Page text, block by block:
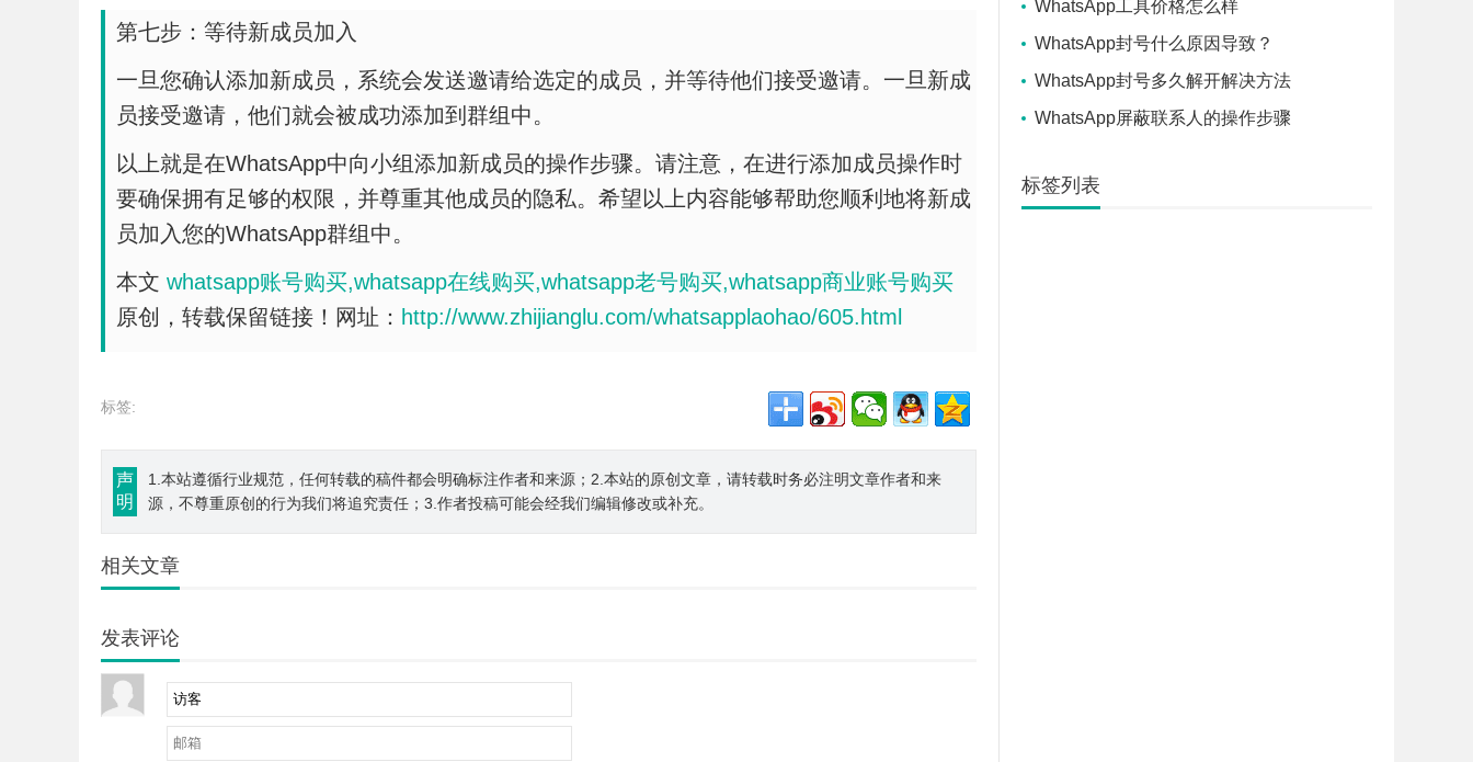
第七步：等待新成员加入
一旦您确认添加新成员，系统会发送邀请给选定的成员，并等待他们接受邀请。一旦新成
员接受邀请，他们就会被成功添加到群组中。
以上就是在WhatsApp中向小组添加新成员的操作步骤。请注意，在进行添加成员操作时
要确保拥有足够的权限，并尊重其他成员的隐私。希望以上内容能够帮助您顺利地将新成
员加入您的WhatsApp群组中。
本文 whatsapp账号购买,whatsapp在线购买,whatsapp老号购买,whatsapp商业账号购买
原创，转载保留链接！网址： http://www.zhijianglu.com/whatsapplaohao/605.html
标签:
声
明
1.本站遵循行业规范，任何转载的稿件都会明确标注作者和来源；2.本站的原创文章，请转载时务必注明文章作者和来
源，不尊重原创的行为我们将追究责任；3.作者投稿可能会经我们编辑修改或补充。
相关文章
发表评论
WhatsApp工具价格怎么样
WhatsApp封号什么原因导致？
WhatsApp封号多久解开解决方法
WhatsApp屏蔽联系人的操作步骤
标签列表